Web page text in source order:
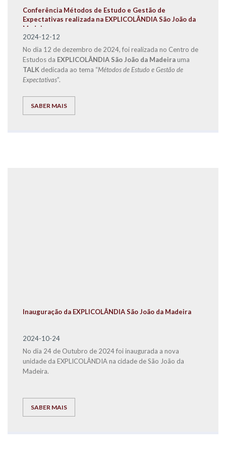
Conferência Métodos de Estudo e Gestão de
Expectativas realizada na EXPLICOLÂNDIA São João da
Madeira
2024-12-12
No dia 12 de dezembro de 2024, foi realizada no Centro de
Estudos da EXPLICOLÂNDIA São João da Madeirauma
TALK dedicada ao tema “Métodos de Estudo e Gestão de
Expectativas”.
SABER MAIS
Inauguração da EXPLICOLÂNDIA São João da Madeira
2024-10-24
No dia 24 de Outubro de 2024 foi inaugurada a nova
unidade da EXPLICOLÂNDIA na cidade de São João da
Madeira.
SABER MAIS